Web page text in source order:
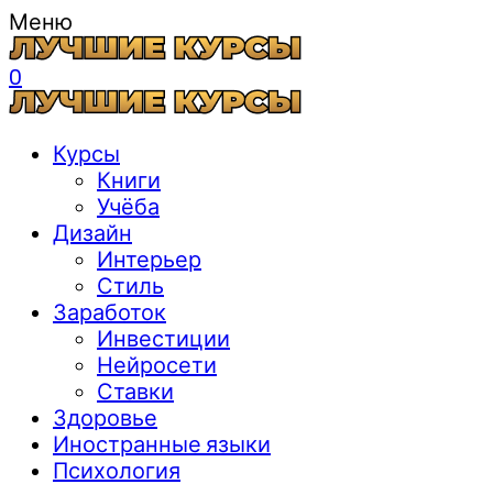
Меню
0
Курсы
Книги
Учёба
Дизайн
Интерьер
Стиль
Заработок
Инвестиции
Нейросети
Ставки
Здоровье
Иностранные языки
Психология